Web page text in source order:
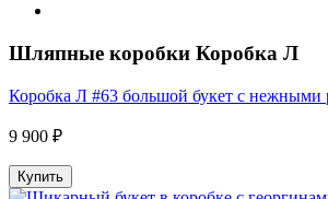
Шляпные коробки Коробка Л
Коробка Л #63 большой букет с нежными
9 900 ₽
Купить